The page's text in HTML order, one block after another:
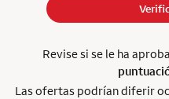
Revise si se le ha
Las ofertas podrían diferir